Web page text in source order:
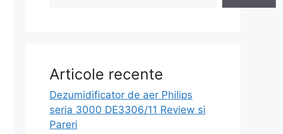
Articole recente
Dezumidificator de aer Philips
seria 3000 DE3306/11 Review si
Pareri